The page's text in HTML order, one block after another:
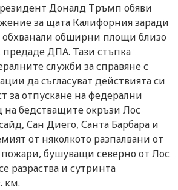
Доналд Тръмп обяви
за щата Калифорния заради
обхванали обширни площи близо
ДПА. Тази стъпка
служби за справяне с
да съгласуват действията си
за отпускане на федерални
бедстващите окръзи Лос
Сан Диего, Санта Барбара и
от няколкото разпалвани от
пожари, бушуващи северно от Лос
разраства и сутринта
км.